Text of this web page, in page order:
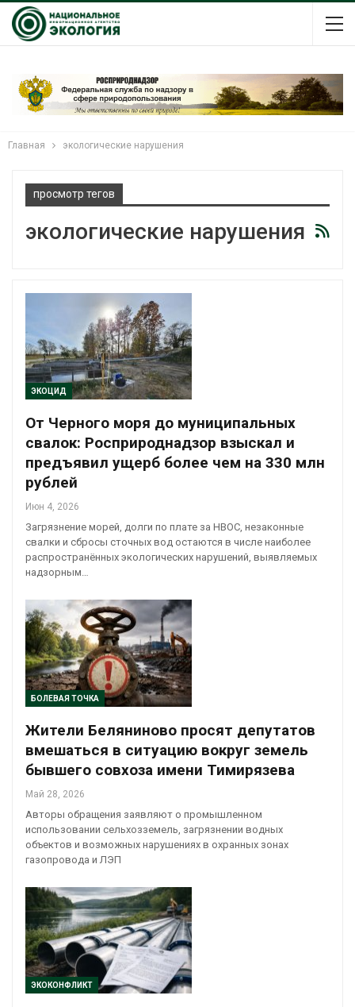
Главная экологические нарушения
просмотр тегов
экологические нарушения
ЭКОЦИД
От Черного моря до муниципальных
свалок: Росприроднадзор взыскал и
предъявил ущерб более чем на 330 млн
рублей
Июн 4, 2026
Загрязнение морей, долги по плате за НВОС, незаконные
свалки и сбросы сточных вод остаются в числе наиболее
распространённых экологических нарушений, выявляемых
надзорным…
БОЛЕВАЯ ТОЧКА
Жители Беляниново просят депутатов
вмешаться в ситуацию вокруг земель
бывшего совхоза имени Тимирязева
Май 28, 2026
Авторы обращения заявляют о промышленном
использовании сельхозземель, загрязнении водных
объектов и возможных нарушениях в охранных зонах
газопровода и ЛЭП
ЭКОКОНФЛИКТ